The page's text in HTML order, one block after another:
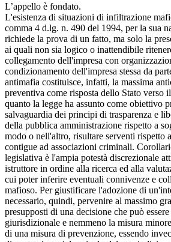
L’appello è fondato.
L'esistenza di situazioni di infiltrazione
comma 4 d.lg. n. 490 del 1994, per la sua
richiede la prova di un fatto, ma solo la
ai quali non sia logico o inattendibile
collegamento dell'impresa con
condizionamento dell'impresa stessa da
antimafia costituisce, infatti, la massima
preventiva come risposta dello Stato verso
quanto la legge ha assunto come obiettivo
salvaguardia dei principi di trasparenza e
della pubblica amministrazione rispetto a
modo o nell'altro, risultare serventi rispetto
contigue ad associazioni criminali.
legislativa è l'ampia potestà discrezionale
istruttore in ordine alla ricerca ed alla
cui poter inferire eventuali connivenze e
mafioso. Per giustificare l'adozione di
necessario, quindi, pervenire al massimo
presupposti di una decisione che può essere
giurisdizionale e nemmeno la misura
di una misura di prevenzione, essendo